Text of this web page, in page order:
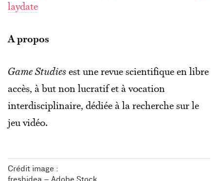
laydate
A propos
Game Studiesest une revue scientifique en libre
accès, à but non lucratif et à vocation
interdisciplinaire, dédiée à la recherche sur le
jeu vidéo.
Crédit image :
freshidea – Adobe Stock